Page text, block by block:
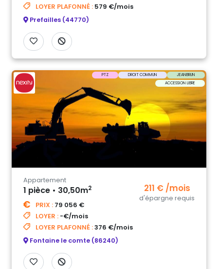
LOYER PLAFONNÉ : 579 €/mois
Prefailles (44770)
PTZ DROIT COMMUN
JEANBRUN
ACCESSION LIBRE
211 € /mois
d'épargne requis
Appartement
1 pièce • 30,50m2
PRIX : 79 056 €
LOYER : -€/mois
LOYER PLAFONNÉ :376 €/mois
Fontaine le comte (86240)